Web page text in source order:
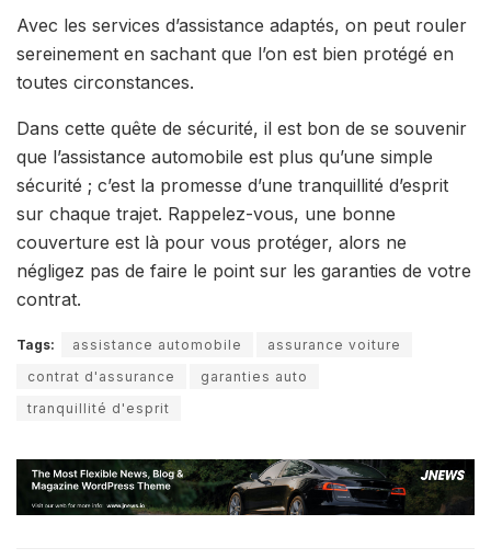
Avec les services d’assistance adaptés, on peut rouler
sereinement en sachant que l’on est bien protégé en
toutes circonstances.
Dans cette quête de sécurité, il est bon de se souvenir
que l’assistance automobile est plus qu’une simple
sécurité ; c’est la promesse d’une tranquillité d’esprit
sur chaque trajet. Rappelez-vous, une bonne
couverture est là pour vous protéger, alors ne
négligez pas de faire le point sur les garanties de votre
contrat.
Tags: assistance automobile
assurance voiture
contrat d'assurance
garanties auto
tranquillité d'esprit